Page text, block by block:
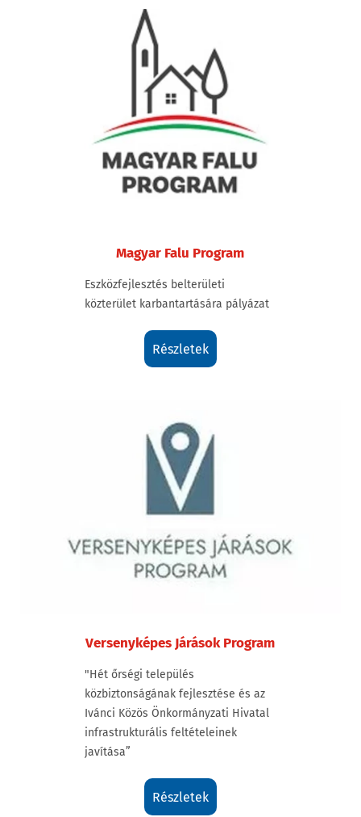
Magyar Falu Program
Eszközfejlesztés belterületi
közterület karbantartására pályázat
részletek
Versenyképes Járások Program
"Hét őrségi település
közbiztonságának fejlesztése és az
Ivánci Közös Önkormányzati Hivatal
infrastrukturális feltételeinek
javítása”
részletek